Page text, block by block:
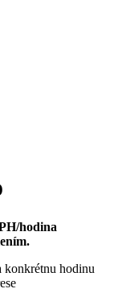
hodina
konkrétnu hodinu